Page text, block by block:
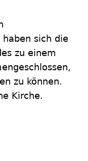
sich die
zu einem
zu können.
Kirche.